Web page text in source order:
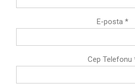
E-posta *
Cep Telefonu